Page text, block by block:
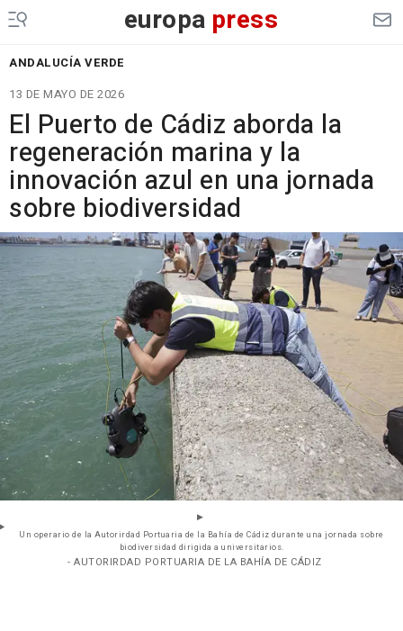
europa press
ANDALUCÍA VERDE
13 DE MAYO DE 2026
El Puerto de Cádiz aborda la
regeneración marina y la
innovación azul en una jornada
sobre biodiversidad
Un operario de la Autorirdad Portuaria de la Bahía de Cádiz durante una jornada sobre
biodiversidad dirigida a universitarios.
- AUTORIRDAD PORTUARIA DE LA BAHÍA DE CÁDIZ